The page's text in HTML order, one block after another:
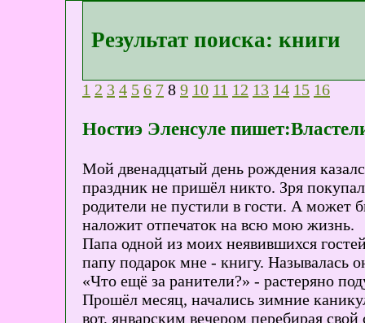
Результат поиска: книги
1 2 3 4 5 6 7 8 9 10 11 12 13 14 15 16
Ностиэ Эленсуле
Мой двенадцатый день рождения
праздник не пришёл никто. Зря
родители не пустили в гости. А может
наложит отпечаток на всю мою жизнь.
Папа одной из моих неявившихся
папу подарок мне - книгу. Называлась
«Что ещё за ранители?» - растеряно
Прошёл месяц, начались зимние
вот, январским вечером перебирая